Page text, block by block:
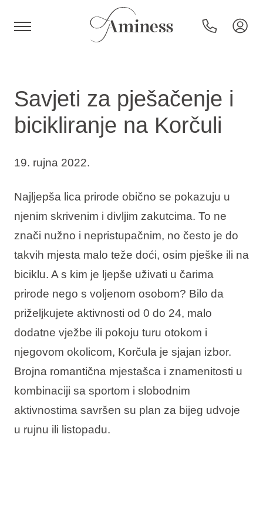
Hoteli i resorti
Posebne ponude
Destinacije
Interesi
Brandovi
Ami Loyalty program
Savjeti za pješačenje i
bicikliranje na Korčuli
19. rujna 2022.
Najljepša lica prirode obično se pokazuju u
njenim skrivenim i divljim zakutcima. To ne
znači nužno i nepristupačnim, no često je do
takvih mjesta malo teže doći, osim pješke ili na
biciklu. A s kim je ljepše uživati u čarima
prirode nego s voljenom osobom? Bilo da
priželjkujete aktivnosti od 0 do 24, malo
dodatne vježbe ili pokoju turu otokom i
njegovom okolicom, Korčula je sjajan izbor.
Brojna romantična mjestašca i znamenitosti u
kombinaciji sa sportom i slobodnim
aktivnostima savršen su plan za bijeg udvoje
u rujnu ili listopadu.